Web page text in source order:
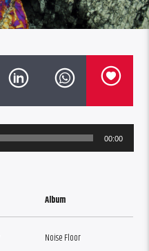
00:00
Album
Noise Floor